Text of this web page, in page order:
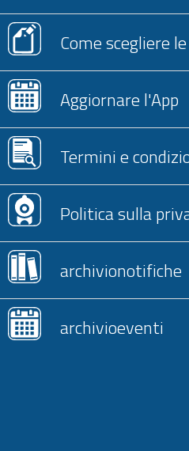
Come scegliere
Aggiornare l'App
Termini e
Politica sulla
archivionotifiche
archivioeventi